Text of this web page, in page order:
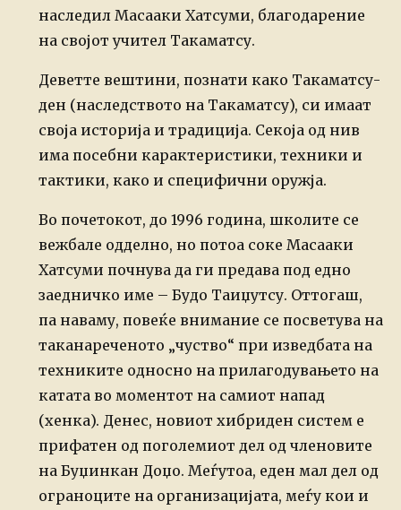
наследил Масааки Хатсуми, благодарение
на својот учител Такаматсу.
Деветте вештини, познати како Такаматсу-
ден (наследството на Такаматсу), си имаат
своја историја и традиција. Секоја од нив
има посебни карактеристики, техники и
тактики, како и специфични оружја.
Во почетокот, до 1996 година, школите се
вежбале одделно, но потоа соке Масааки
Хатсуми почнува да ги предава под едно
заедничко име – Будо Таиџутсу. Оттогаш,
па наваму, повеќе внимание се посветува на
таканареченото „чуство“ при изведбата на
техниките односно на прилагодувањето на
катата во моментот на самиот напад
(хенка). Денес, новиот хибриден систем е
прифатен од поголемиот дел од членовите
на Буџинкан Доџо. Меѓутоа, еден мал дел од
ограноците на организацијата, меѓу кои и